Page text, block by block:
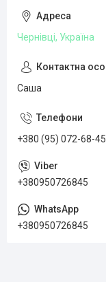
Чернівці, Україна
Саша
+380 (95) 072-68-45
+380950726845
+380950726845